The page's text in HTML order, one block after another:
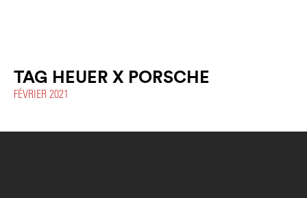
TAG HEUER X PORSCHE
FÉVRIER 2021